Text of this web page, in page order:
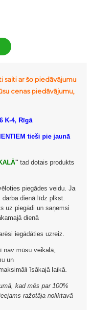
saiti ar šo piedāvājumu
cenas piedāvājumu,
K-4, Rīgā
tieši pie jaunā
" tad dotais produkts
piegādes veidu. Ja
dienā līdz plkst.
uz piegādi un saņemsi
dienā
iegādāties uzreiz.
nav mūsu veikalā,
un
īsākajā laikā.
kad mēs par 100%
ražotāja noliktavā